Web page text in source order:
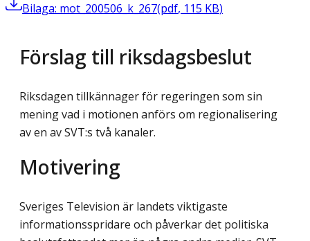
Bilaga: mot_200506_k_267(pdf, 115 KB)
Förslag till riksdagsbeslut
Riksdagen tillkännager för regeringen som sin
mening vad i motionen anförs om regionalisering
av en av SVT:s två kanaler.
Motivering
Sveriges Television är landets viktigaste
informationsspridare och påverkar det politiska